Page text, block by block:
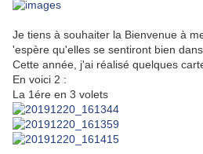
Je tiens à souhaiter la Bienvenue à
'espère qu'elles se sentiront bien
Cette année, j'ai réalisé quelques
En voici 2 :
La 1ére en 3 volets